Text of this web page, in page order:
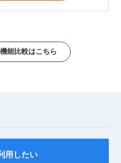
能比較はこちら
用したい